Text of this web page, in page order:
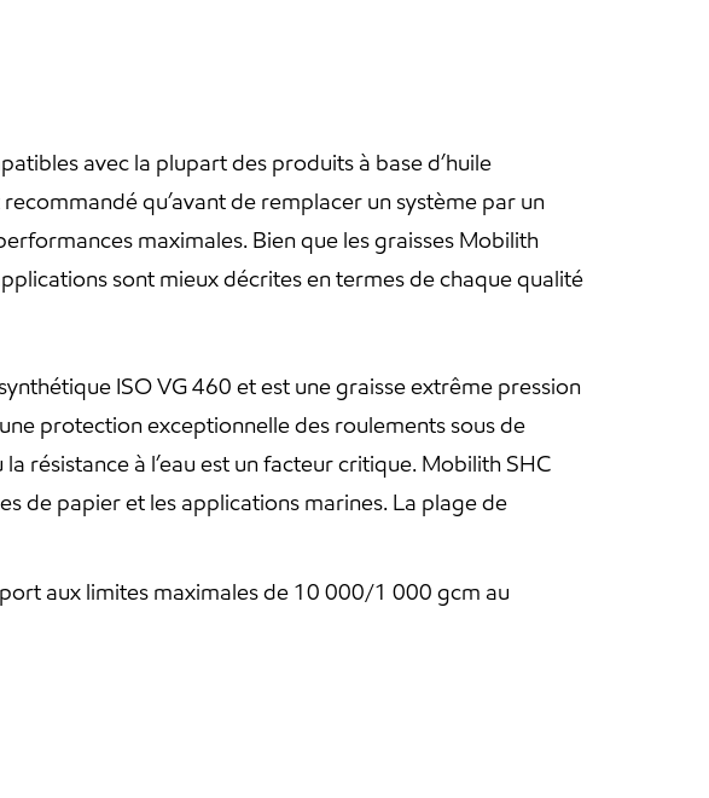
avec la plupart des produits à base d’huile
qu’avant de remplacer un système par un
maximales. Bien que les graisses Mobilith
sont mieux décrites en termes de chaque qualité
ISO VG 460 et est une graisse extrême pression
protection exceptionnelle des roulements sous de
résistance à l’eau est un facteur critique. Mobilith SHC
de papier et les applications marines. La plage de
aux limites maximales de 10 000/1 000 gcm au